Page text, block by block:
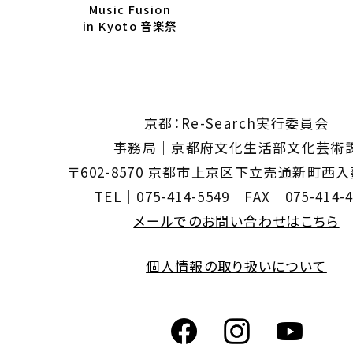
Music Fusion
in Kyoto 音楽祭
京都：Re-Search実行委員会
事務局｜京都府文化生活部文化芸術
〒602-8570 京都市上京区下立売通新町西入
TEL｜075-414-5549 FAX｜075-414-
メールでのお問い合わせはこちら
個人情報の取り扱いについて